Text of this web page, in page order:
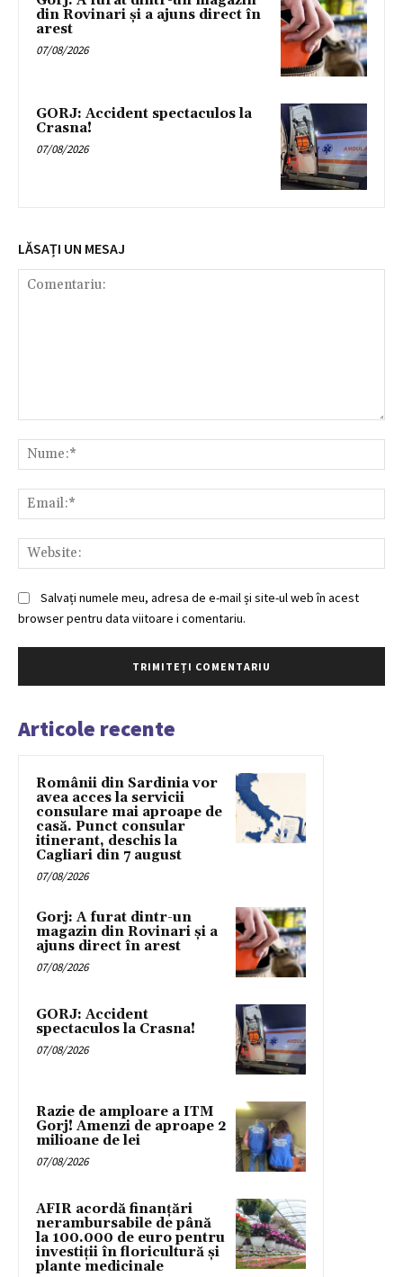
din Rovinari și a ajuns direct în
arest
07/08/2026
GORJ: Accident spectaculos la
Crasna!
07/08/2026
LĂSAȚI UN MESAJ
Salvați numele meu, adresa de e-mail și site-ul web în acest
browser pentru data viitoare i comentariu.
Articole recente
Românii din Sardinia vor
avea acces la servicii
consulare mai aproape de
casă. Punct consular
itinerant, deschis la
Cagliari din 7 august
07/08/2026
Gorj: A furat dintr-un
magazin din Rovinari și a
ajuns direct în arest
07/08/2026
GORJ: Accident
spectaculos la Crasna!
07/08/2026
Razie de amploare a ITM
Gorj! Amenzi de aproape 2
milioane de lei
07/08/2026
AFIR acordă finanțări
nerambursabile de până
la 100.000 de euro pentru
investiții în floricultură și
plante medicinale